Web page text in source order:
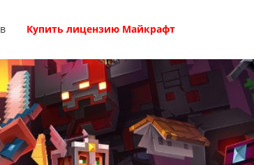
Купить лицензию Майкрафт